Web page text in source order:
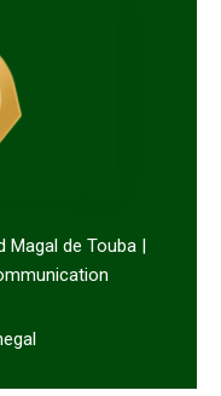
de Touba |